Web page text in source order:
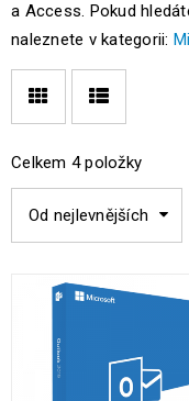
a Access. Pokud
naleznete v kategorii:
Celkem 4 položky
Od nejlevnějších